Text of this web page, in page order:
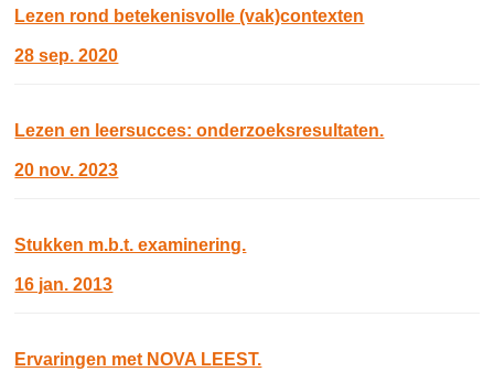
Lezen rond betekenisvolle (vak)contexten
28 sep. 2020
Lezen en leersucces: onderzoeksresultaten.
20 nov. 2023
Stukken m.b.t. examinering.
16 jan. 2013
Ervaringen met NOVA LEEST.